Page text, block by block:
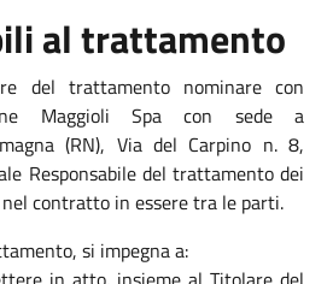
al trattamento
del trattamento nominare con
Maggioli Spa con sede a
(RN), Via del Carpino n. 8,
Responsabile del trattamento dei
contratto in essere tra le parti.
si impegna a: